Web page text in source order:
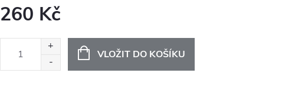
260 Kč
VLOŽIT DO KOŠÍKU